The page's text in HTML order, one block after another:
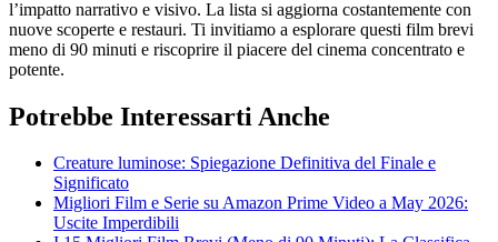
l’impatto narrativo e visivo. La lista si aggiorna costantemente con
nuove scoperte e restauri. Ti invitiamo a esplorare questi film brevi
meno di 90 minuti e riscoprire il piacere del cinema concentrato e
potente.
Potrebbe Interessarti Anche
Creature luminose: Spiegazione Definitiva del Finale e
Significato
Migliori Film e Serie su Amazon Prime Video a May 2026:
Uscite Imperdibili